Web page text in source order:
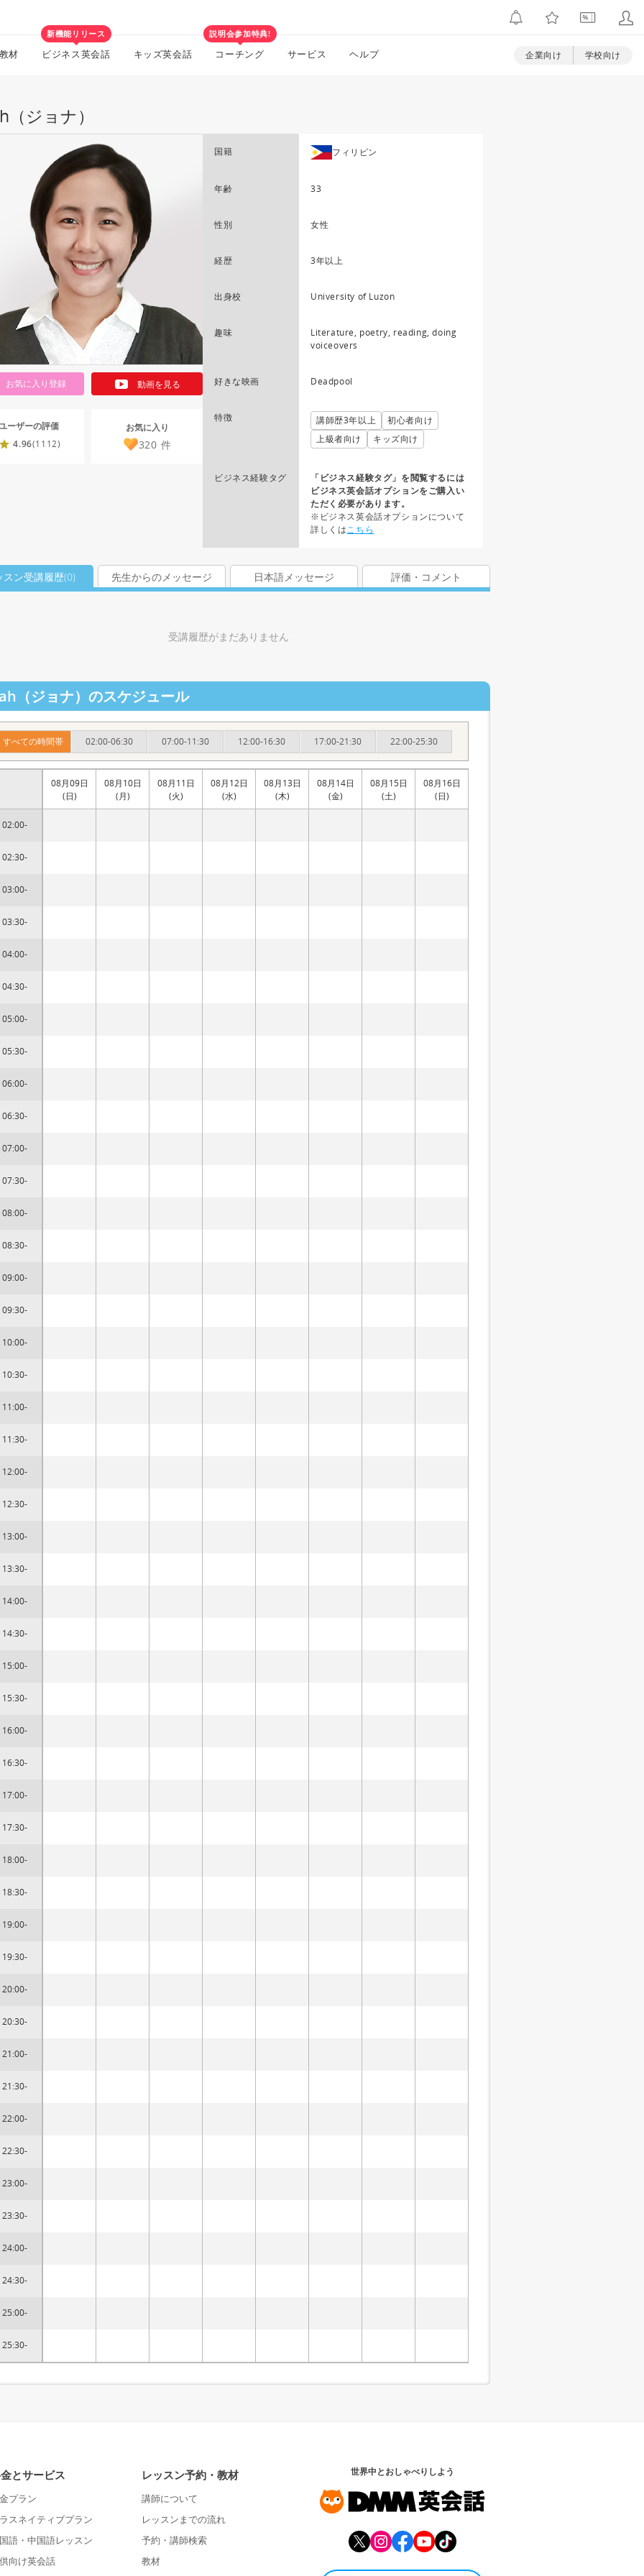
材
新機能リリース
ビジネス英会話 キッズ英会話
説明会参加特典!
コーチング サービス ヘルプ 企業向け 学校向け
（ジョナ）
お気に入り登録 動画を見る
ーザーの評価
4.96(1112)
お気に入り
320 件
国籍 フィリピン
年齢 33
性別 女性
経歴 3年以上
出身校 University of Luzon
趣味
Literature, poetry, reading, doing
voiceovers
好きな映画 Deadpool
特徴 講師歴3年以上
初心者向け
上級者向け
キッズ向け
ビジネス経験タグ
「ビジネス経験タグ」を閲覧するには
ビジネス英会話オプションをご購入い
ただく必要があります。
※ビジネス英会話オプションについて
詳しくはこちら
スン受講履歴(0) 先生からのメッセージ 日本語メッセージ 評価・コメント
受講履歴がまだありません
（ジョナ）のスケジュール
すべての時間帯 02:00-06:30 07:00-11:30 12:00-16:30 17:00-21:30 22:00-25:30
02:00-
02:30-
03:00-
03:30-
04:00-
04:30-
05:00-
05:30-
06:00-
06:30-
07:00-
07:30-
08:00-
08:30-
09:00-
09:30-
10:00-
10:30-
11:00-
11:30-
12:00-
12:30-
13:00-
13:30-
14:00-
14:30-
15:00-
15:30-
16:00-
16:30-
17:00-
17:30-
18:00-
18:30-
19:00-
19:30-
20:00-
20:30-
21:00-
21:30-
22:00-
22:30-
23:00-
23:30-
24:00-
24:30-
25:00-
25:30-
08月09日
(日)
08月10日
(月)
08月11日
(火)
08月12日
(水)
08月13日
(木)
08月14日
(金)
08月15日
(土)
08月16日
(日)
とサービス
プラン
スネイティブプラン
語・中国語レッスン
向け英会話
レッスン予約・教材
講師について
レッスンまでの流れ
予約・講師検索
教材
世界中とおしゃべりしよう